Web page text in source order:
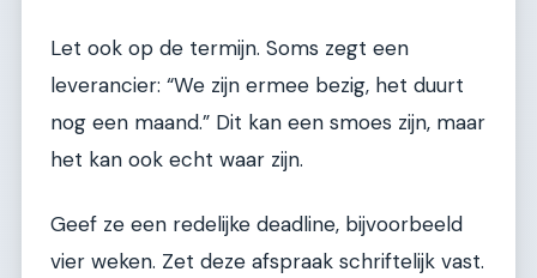
Let ook op de termijn. Soms zegt een
leverancier: “We zijn ermee bezig, het duurt
nog een maand.” Dit kan een smoes zijn, maar
het kan ook echt waar zijn.
Geef ze een redelijke deadline, bijvoorbeeld
vier weken. Zet deze afspraak schriftelijk vast.